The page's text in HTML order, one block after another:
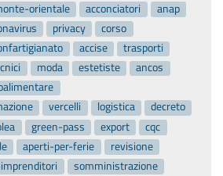
orientale
acconciatori
anap
privacy
corso
accise
trasporti
moda estetiste
ancos
vercelli logistica
decreto
green-pass export
cqc
aperti-per-ferie
revisione
somministrazione